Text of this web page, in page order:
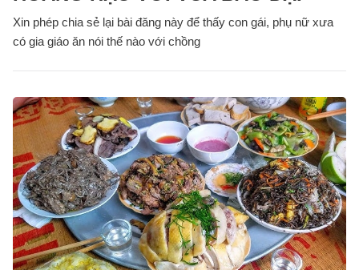
Xin phép chia sẻ lại bài đăng này để thấy con gái, phụ nữ xưa
có gia giáo ăn nói thế nào với chồng